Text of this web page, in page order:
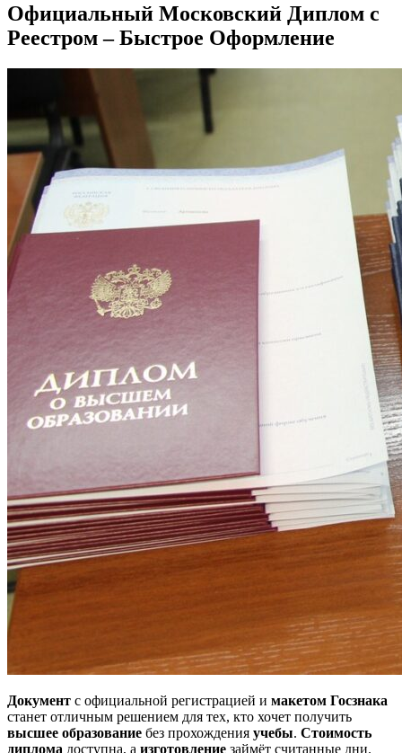
Официальный Московский Диплом с
Реестром – Быстрое Оформление
Документ с официальной регистрацией и макетом Госзнака
станет отличным решением для тех, кто хочет получить
высшее образование без прохождения учебы. Стоимость
диплома доступна, а изготовление займёт считанные дни.